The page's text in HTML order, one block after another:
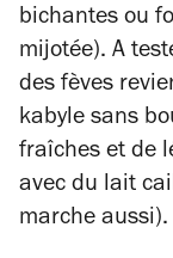
bichantes ou
mijotée). A
des fèves
kabyle sans
fraîches et de
avec du lait
marche aussi).